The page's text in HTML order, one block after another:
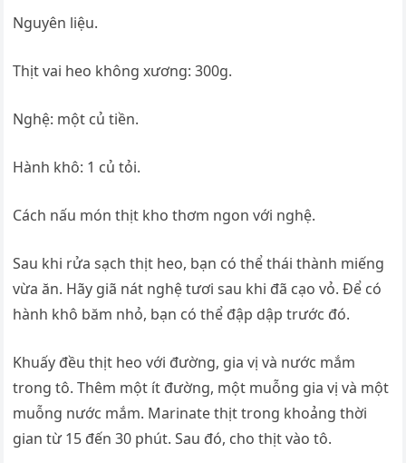
Nguyên liệu.
Thịt vai heo không xương: 300g.
Nghệ: một củ tiền.
Hành khô: 1 củ tỏi.
Cách nấu món thịt kho thơm ngon với nghệ.
Sau khi rửa sạch thịt heo, bạn có thể thái thành miếng
vừa ăn. Hãy giã nát nghệ tươi sau khi đã cạo vỏ. Để có
hành khô băm nhỏ, bạn có thể đập dập trước đó.
Khuấy đều thịt heo với đường, gia vị và nước mắm
trong tô. Thêm một ít đường, một muỗng gia vị và một
muỗng nước mắm. Marinate thịt trong khoảng thời
gian từ 15 đến 30 phút. Sau đó, cho thịt vào tô.